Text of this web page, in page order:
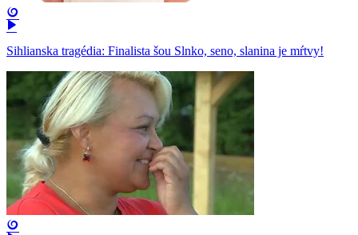
Sihlianska tragédia: Finalista šou Slnko, seno, slanina je mŕtvy!